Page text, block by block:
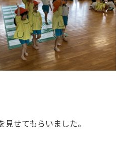
せてもらいました。